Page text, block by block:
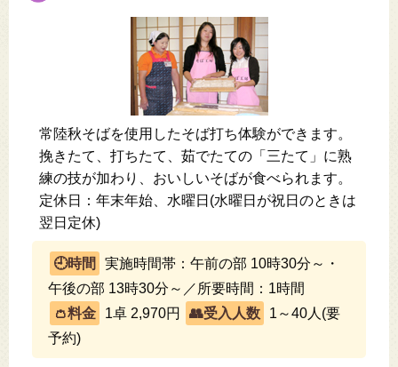
常陸秋そばを使用したそば打ち体験ができます。
挽きたて、打ちたて、茹でたての「三たて」に熟
練の技が加わり、おいしいそばが食べられます。
定休日：年末年始、水曜日(水曜日が祝日のときは
翌日定休)
実施時間帯：午前の部 10時30分～・
午後の部 13時30分～／所要時間：1時間
1卓 2,970円
1～40人(要
予約)